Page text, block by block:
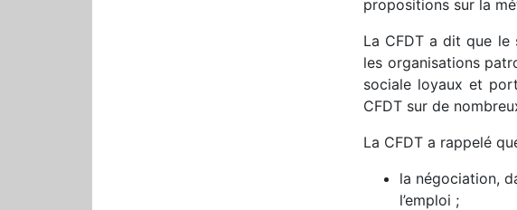
propositions sur la
La CFDT a dit que le
les organisations
sociale loyaux et
CFDT sur de
La CFDT a rappelé
la négociation,
l’emploi ;